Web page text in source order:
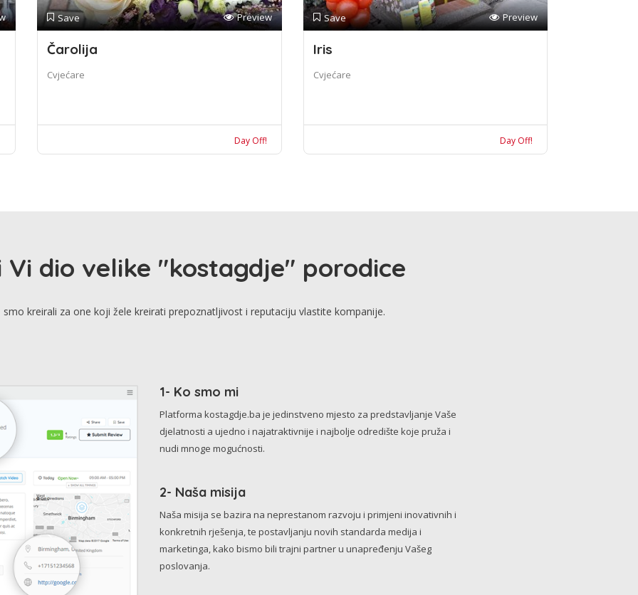
Save Preview
Čarolija
Cvjećare
Day Off!
Save Preview
Iris
Cvjećare
Day Off!
Vi dio velike "kostagdje" porodice
kreirali za one koji žele kreirati prepoznatljivost i reputaciju vlastite kompanije.
1- Ko smo mi
Platforma kostagdje.ba je jedinstveno mjesto za predstavljanje Vaše
djelatnosti a ujedno i najatraktivnije i najbolje odredište koje pruža i
nudi mnoge mogućnosti.
2- Naša misija
Naša misija se bazira na neprestanom razvoju i primjeni inovativnih i
konkretnih rješenja, te postavljanju novih standarda medija i
marketinga, kako bismo bili trajni partner u unapređenju Vašeg
poslovanja.